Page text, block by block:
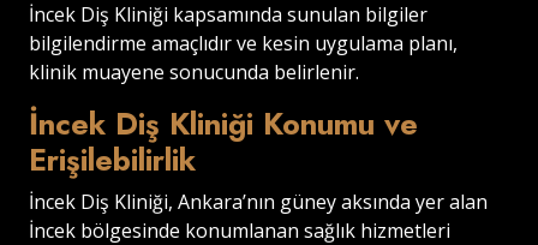
İncek Diş Kliniği kapsamında sunulan bilgiler
bilgilendirme amaçlıdır ve kesin uygulama planı,
klinik muayene sonucunda belirlenir.
İncek Diş Kliniği Konumu ve
Erişilebilirlik
İncek Diş Kliniği, Ankara’nın güney aksında yer alan
İncek bölgesinde konumlanan sağlık hizmetleri